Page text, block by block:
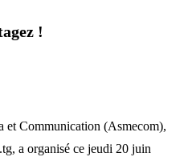
!
et Communication (Asmecom),
a organisé ce jeudi 20 juin